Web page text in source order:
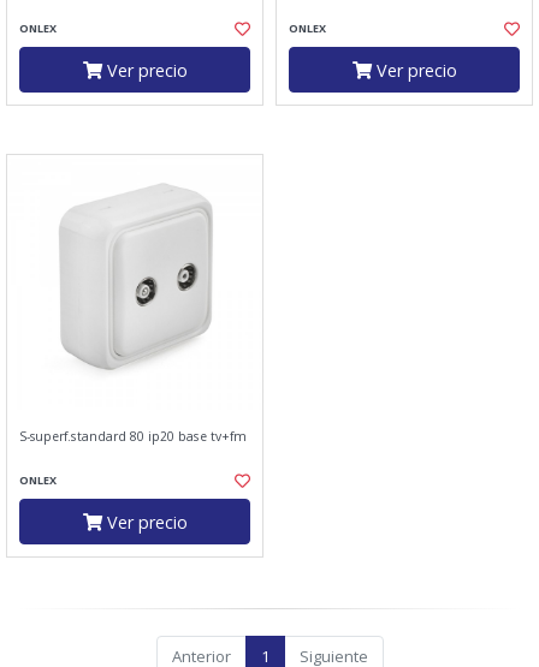
ONLEX
Ver precio
ONLEX
Ver precio
S-superf.standard 80 ip20 base tv+fm
ONLEX
Ver precio
Anterior 1 Siguiente